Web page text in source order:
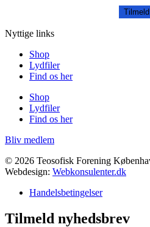
Tilmeld
Nyttige links
Shop
Lydfiler
Find os her
Shop
Lydfiler
Find os her
Bliv medlem
© 2026 Teosofisk Forening
Webdesign: Webkonsulenter.dk
Handelsbetingelser
Tilmeld nyhedsbrev